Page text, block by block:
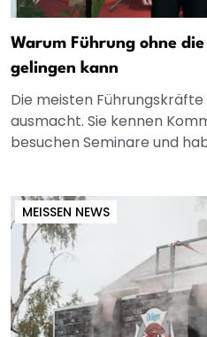
Warum Führung ohne
gelingen kann
Die meisten
ausmacht. Sie kennen
besuchen Seminare und
MEISSEN NEWS